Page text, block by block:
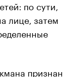
по сути,
лице, затем
признан